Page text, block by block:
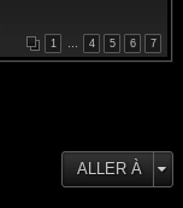
1 … 4 5 6 7
ALLER À